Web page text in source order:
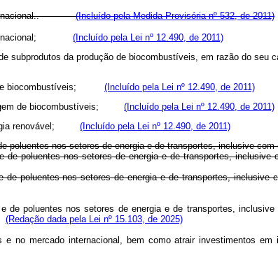
. (Incluído pela Medida Provisória nº 532, de 2011)
nacional; (Incluído pela Lei nº 12.490, de 2011)
de subprodutos da produção de biocombustíveis, em razão
de biocombustíveis; (Incluído pela Lei nº 12.490, de 2011)
de biocombustíveis; (Incluído pela Lei nº 12.490, de 2011)
renovável; (Incluído pela Lei nº 12.490, de 2011)
de poluentes nos setores de energia e de transportes,
poluentes nos setores de energia e de transportes,
poluentes nos setores de energia e de transportes,
poluentes nos setores de energia e de transportes,
(Redação dada pela Lei nº 15.103, de 2025)
no mercado internacional, bem como atrair investimentos